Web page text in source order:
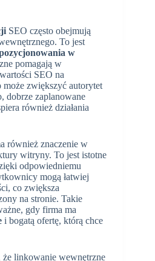
SEO często obejmują
To jest
w
pomagają w
SEO na
może zwiększyć autorytet
dobrze zaplanowane
również działania
również znaczenie w
witryny. To jest istotne
odpowiedniemu
mogą łatwiej
co zwiększa
na stronie. Takie
gdy firma ma
i bogatą ofertę, którą chce
linkowanie wewnętrzne